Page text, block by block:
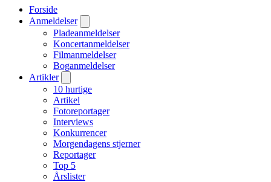
Forside
Anmeldelser
Pladeanmeldelser
Koncertanmeldelser
Filmanmeldelser
Boganmeldelser
Artikler
10 hurtige
Artikel
Fotoreportager
Interviews
Konkurrencer
Morgendagens stjerner
Reportager
Top 5
Årslister